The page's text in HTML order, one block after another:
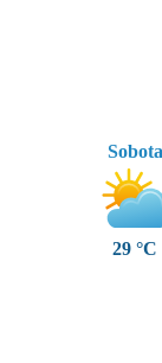
Sobota
29 °C